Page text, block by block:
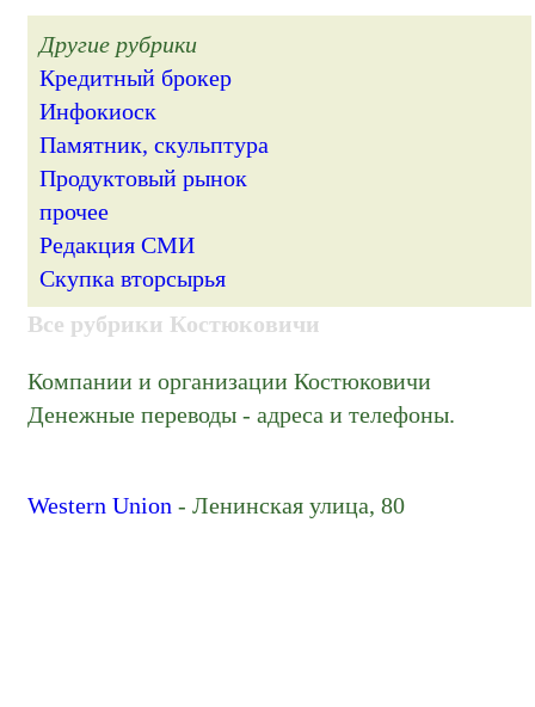
Другие рубрики
Кредитный брокер
Инфокиоск
Памятник, скульптура
Продуктовый рынок
прочее
Редакция СМИ
Скупка вторсырья
Все рубрики Костюковичи
Компании и организации Костюковичи
Денежные переводы - адреса и телефоны.
Western Union - Ленинская улица, 80